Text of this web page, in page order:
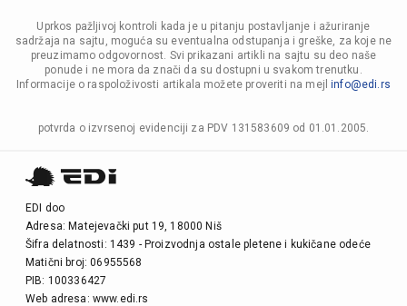
Uprkos pažljivoj kontroli kada je u pitanju postavljanje i ažuriranje
sadržaja na sajtu, moguća su eventualna odstupanja i greške, za koje ne
preuzimamo odgovornost. Svi prikazani artikli na sajtu su deo naše
ponude i ne mora da znači da su dostupni u svakom trenutku.
Informacije o raspoloživosti artikala možete proveriti na mejlinfo@edi.rs
potvrda o izvrsenoj evidenciji za PDV 131583609 od 01.01.2005.
EDI doo
Adresa: Matejevački put 19, 18000 Niš
Šifra delatnosti: 1439 - Proizvodnja ostale pletene i kukičane odeće
Matični broj: 06955568
PIB: 100336427
Web adresa: www.edi.rs